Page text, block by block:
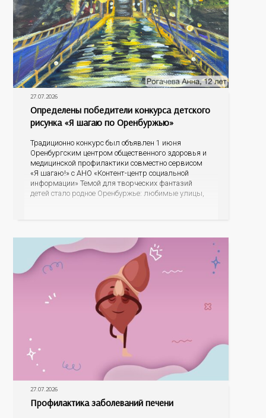
27.07.2026
Определены победители конкурса детского
рисунка «Я шагаю по Оренбуржью»
Традиционно конкурс был объявлен 1 июня
Оренбургским центром общественного здоровья и
медицинской профилактики совместно сервисом
«Я шагаю!» с АНО «Контент-центр социальной
информации» Темой для творческих фантазий
детей стало родное Оренбуржье: любимые улицы,
27.07.2026
Профилактика заболеваний печени